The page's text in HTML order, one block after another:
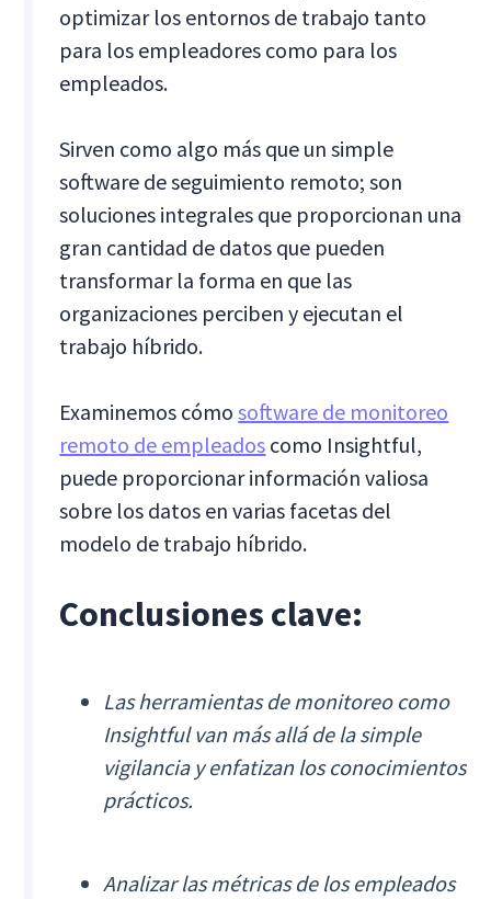
optimizar los entornos de trabajo tanto
para los empleadores como para los
empleados.
Sirven como algo más que un simple
software de seguimiento remoto; son
soluciones integrales que proporcionan una
gran cantidad de datos que pueden
transformar la forma en que las
organizaciones perciben y ejecutan el
trabajo híbrido.
Examinemos cómosoftware de monitoreo
remoto de empleados como Insightful,
puede proporcionar información valiosa
sobre los datos en varias facetas del
modelo de trabajo híbrido.
Conclusiones clave:
Las herramientas de monitoreo como
Insightful van más allá de la simple
vigilancia y enfatizan los conocimientos
prácticos.
Analizar las métricas de los empleados